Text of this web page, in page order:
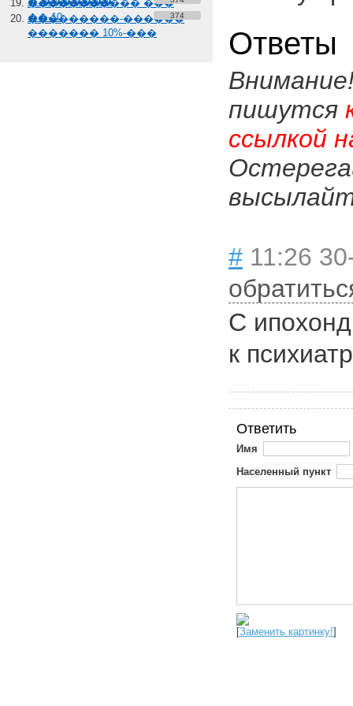
����������� ���
��-10
���������-������
������� 10%-���
374
Ответы
пишутся
ссылкой
# 11:26
С
к
Ответить
Имя
Населенный пункт
[Заменить картинку!]